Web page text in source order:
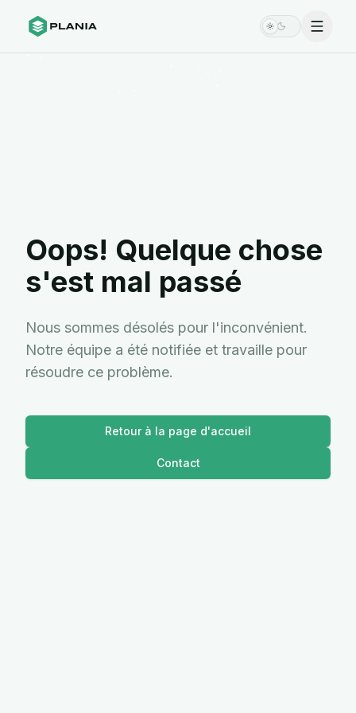
Switch theme
Menu
Oops! Quelque chose
s'est mal passé
Nous sommes désolés pour l'inconvénient.
Notre équipe a été notifiée et travaille pour
résoudre ce problème.
Retour à la page d'accueil
Contact